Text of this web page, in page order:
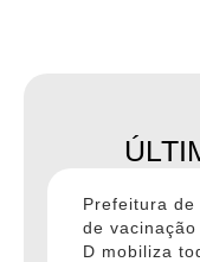
Prefeitura
de
D mobiliza